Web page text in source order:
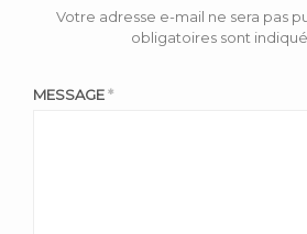
Votre adresse e-mail ne sera pas
obligatoires sont
MESSAGE*